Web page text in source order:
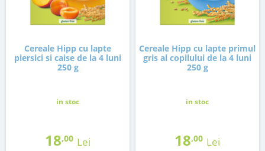
Cereale Hipp cu lapte
piersici si caise de la 4 luni
250 g
in stoc
18,00 Lei
Cereale Hipp cu lapte primul
gris al copilului de la 4 luni
250 g
in stoc
18,00 Lei